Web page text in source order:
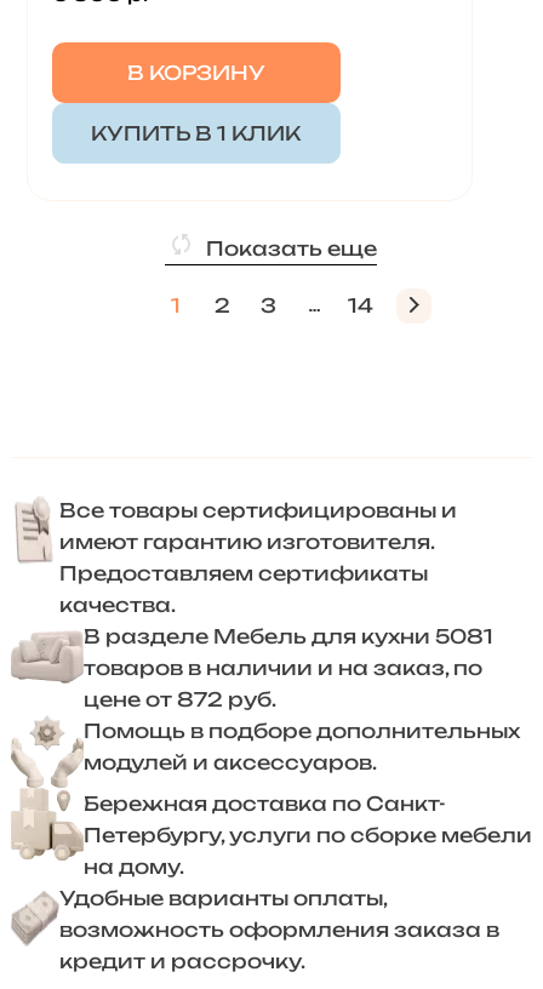
В КОРЗИНУ
КУПИТЬ В 1 КЛИК
Показать еще
1 2 3 14
Все товары сертифицированы и
имеют гарантию изготовителя.
Предоставляем сертификаты
качества.
В разделе Мебель для кухни 5081
товаров в наличии и на заказ, по
цене от 872 руб.
Помощь в подборе дополнительных
модулей и аксессуаров.
Бережная доставка по Санкт-
Петербургу, услуги по сборке мебели
на дому.
Удобные варианты оплаты,
возможность оформления заказа в
кредит и рассрочку.